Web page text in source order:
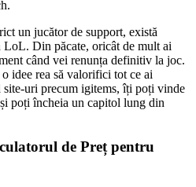
un jucător de support, există
LoL. Din păcate, oricât de mult ai
când vei renunța definitiv la joc.
idee rea să valorifici tot ce ai
site-uri precum igitems, îți poți vinde
poți încheia un capitol lung din
de Preț pentru